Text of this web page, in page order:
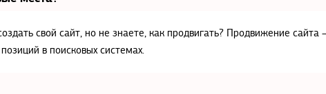
свой сайт, но не знаете, как продвигать? Продвижение
в поисковых системах.